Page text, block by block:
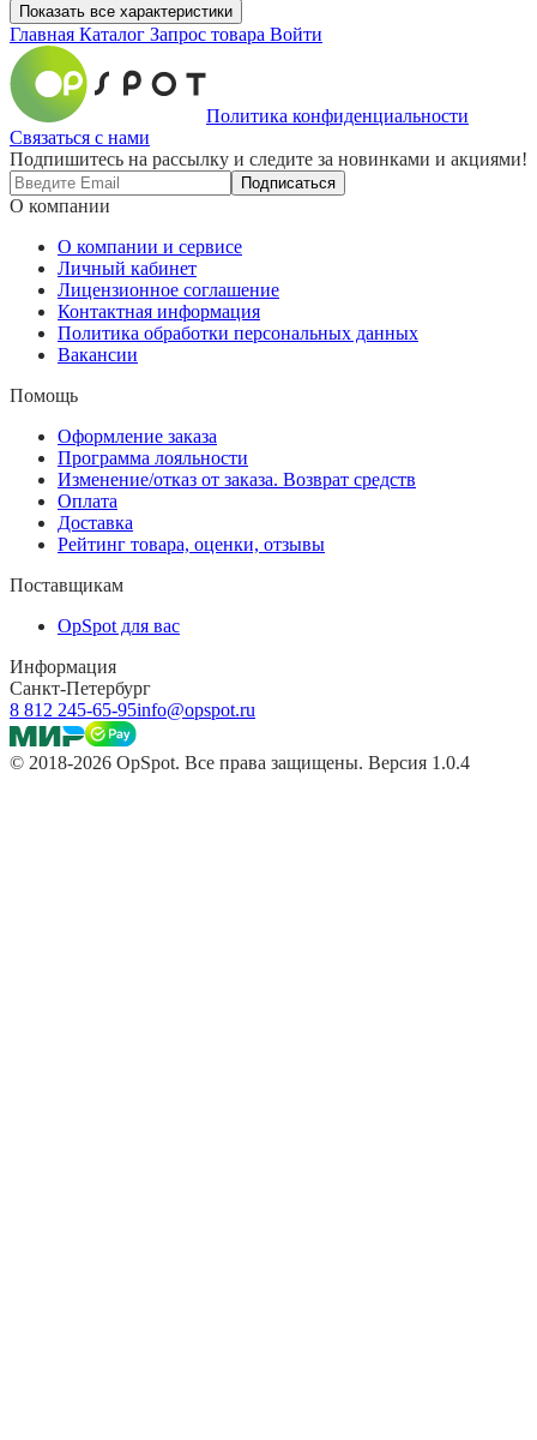
Показать все характеристики
Главная Каталог Запрос товара Войти
Политика конфиденциальности
Связаться с нами
Подпишитесь на рассылку и следите за новинками и акциями!
Подписаться
О компании
О компании и сервисе
Личный кабинет
Лицензионное соглашение
Контактная информация
Политика обработки персональных данных
Вакансии
Помощь
Оформление заказа
Программа лояльности
Изменение/отказ от заказа. Возврат средств
Оплата
Доставка
Рейтинг товара, оценки, отзывы
Поставщикам
OpSpot для вас
Информация
Санкт-Петербург
8 812 245-65-95info@opspot.ru
© 2018-2026 OpSpot. Все права защищены. Версия 1.0.4